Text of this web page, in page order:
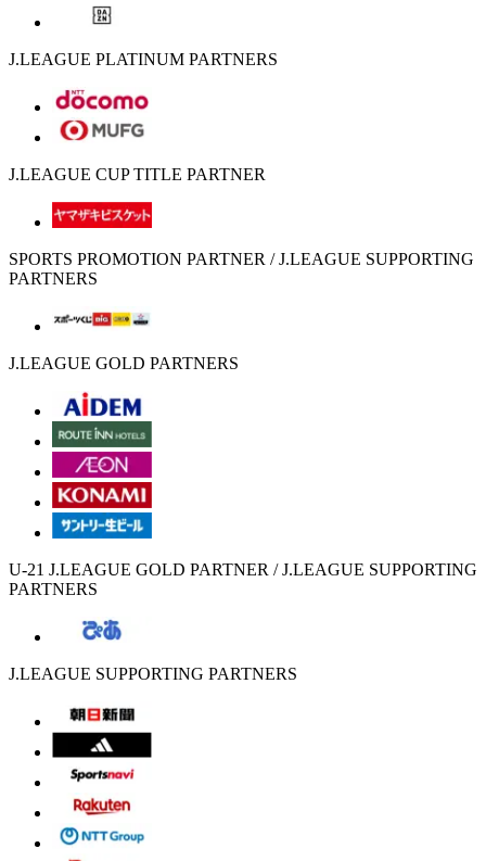
J.LEAGUE PLATINUM PARTNERS
J.LEAGUE CUP TITLE PARTNER
SPORTS PROMOTION PARTNER / J.LEAGUE SUPPORTING
PARTNERS
J.LEAGUE GOLD PARTNERS
U-21 J.LEAGUE GOLD PARTNER / J.LEAGUE SUPPORTING
PARTNERS
J.LEAGUE SUPPORTING PARTNERS